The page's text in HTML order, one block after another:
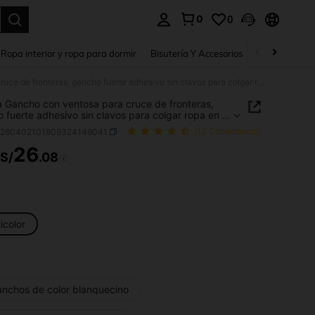
0 0
Ropa interior y ropa para dormir Bisutería Y Accesorios Zapatos
Gancho con ventosa para cruce de fronteras,
fuerte adhesivo sin clavos para colgar ropa en la
baño, perchero de puerta, soporte para llaves(12 Comentarios)
AND AVAILABILITY
S/26.08
de color blanquecino